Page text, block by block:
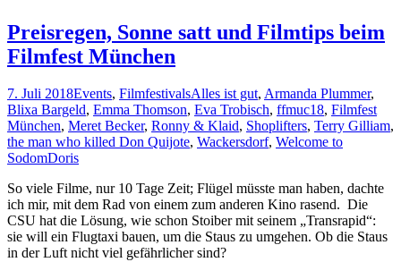
Preisregen, Sonne satt und Filmtips beim
Filmfest München
7. Juli 2018Events, FilmfestivalsAlles ist gut, Armanda Plummer,
Blixa Bargeld, Emma Thomson, Eva Trobisch, ffmuc18, Filmfest
München, Meret Becker, Ronny & Klaid, Shoplifters, Terry Gilliam,
the man who killed Don Quijote, Wackersdorf, Welcome to
SodomDoris
So viele Filme, nur 10 Tage Zeit; Flügel müsste man haben, dachte
ich mir, mit dem Rad von einem zum anderen Kino rasend. Die
CSU hat die Lösung, wie schon Stoiber mit seinem „Transrapid“:
sie will ein Flugtaxi bauen, um die Staus zu umgehen. Ob die Staus
in der Luft nicht viel gefährlicher sind?